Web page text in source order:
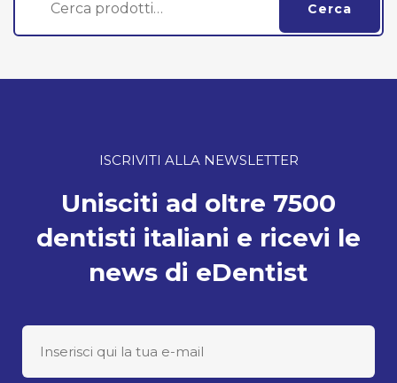
Cerca
ISCRIVITI ALLA NEWSLETTER
Unisciti ad oltre 7500
dentisti italiani e ricevi le
news di eDentist